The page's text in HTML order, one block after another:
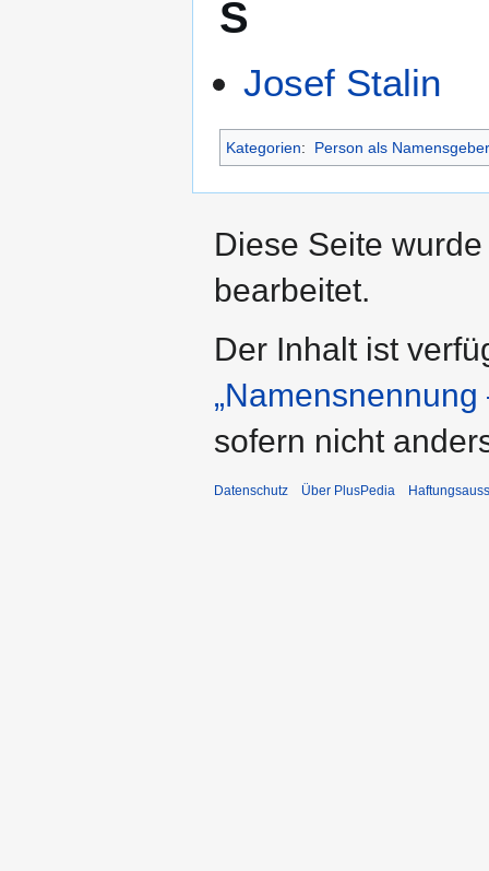
S
Josef Stalin
Kategorien: Person als Namensgeber
Diese Seite
bearbeitet.
Der Inhalt ist
sofern nicht
Datenschutz Über PlusPedia